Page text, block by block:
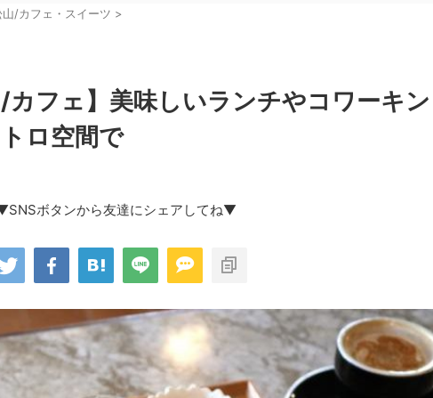
山/カフェ・スイーツ >
フェ】美味しいランチやコワーキン
ロ空間で
ボタンから友達にシェアしてね▼